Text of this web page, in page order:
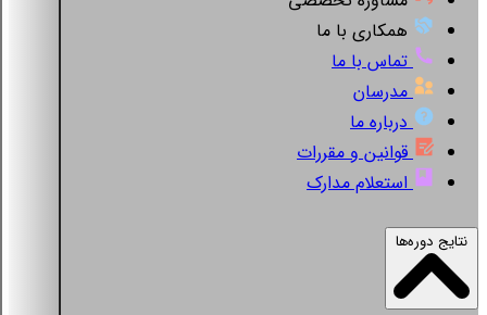
همکاری با ما
تماس با ما
مدرسان
درباره ما
قوانین و مقررات
استعلام مدارک
نتایج دوره‌ها